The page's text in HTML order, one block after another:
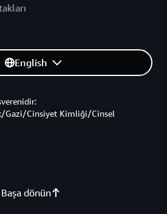
English
Başa dönün
Gazi/Cinsiyet Kimliği/Cinsel